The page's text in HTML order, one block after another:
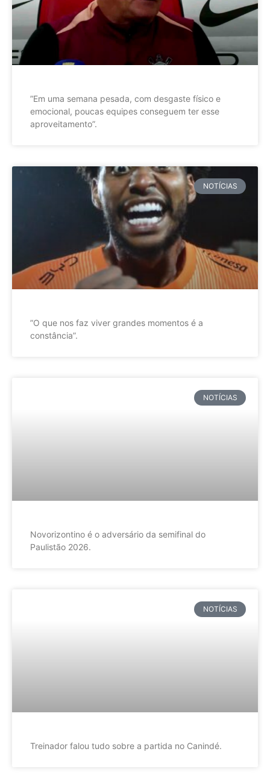
”Em uma semana pesada, com desgaste físico e
emocional, poucas equipes conseguem ter esse
aproveitamento”.
NOTÍCIAS
”O que nos faz viver grandes momentos é a
constância”.
NOTÍCIAS
Novorizontino é o adversário da semifinal do
Paulistão 2026.
NOTÍCIAS
Treinador falou tudo sobre a partida no Canindé.